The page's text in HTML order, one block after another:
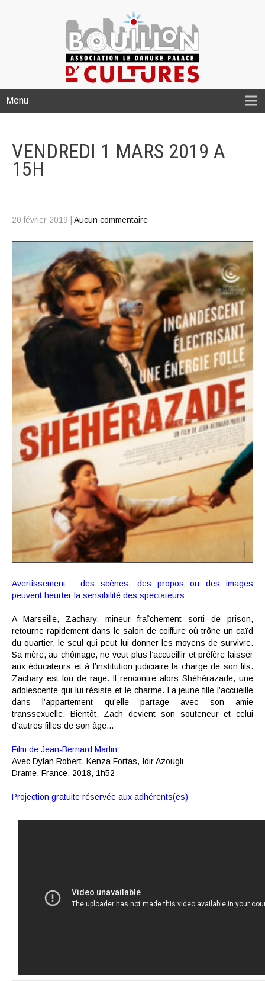
Menu
VENDREDI 1 MARS 2019 A
15H
20 février 2019 Aucun commentaire
Avertissement : des scènes, des propos ou des images
peuvent heurter la sensibilité des spectateurs
A Marseille, Zachary, mineur fraîchement sorti de prison,
retourne rapidement dans le salon de coiffure où trône un caïd
du quartier, le seul qui peut lui donner les moyens de survivre.
Sa mère, au chômage, ne veut plus l’accueillir et préfère laisser
aux éducateurs et à l’institution judiciaire la charge de son fils.
Zachary est fou de rage. Il rencontre alors Shéhérazade, une
adolescente qui lui résiste et le charme. La jeune fille l’accueille
dans l’appartement qu’elle partage avec son amie
transsexuelle. Bientôt, Zach devient son souteneur et celui
d’autres filles de son âge…
Film de Jean-Bernard Marlin
Avec Dylan Robert, Kenza Fortas, Idir Azougli
Drame, France, 2018, 1h52
Projection gratuite réservée aux adhérents(es)